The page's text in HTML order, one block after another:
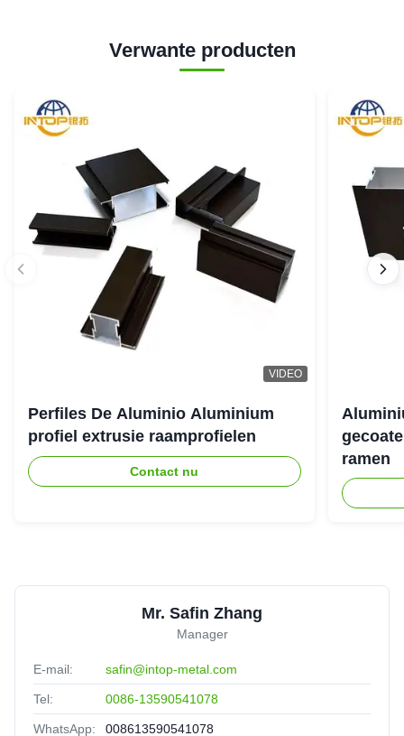
Verwante producten
VIDEO
Perfiles De Aluminio Aluminium
profiel extrusie raamprofielen
Contact nu
ramen
Mr. Safin Zhang
Manager
E-mail: safin@intop-metal.com
Tel: 0086-13590541078
WhatsApp: 008613590541078